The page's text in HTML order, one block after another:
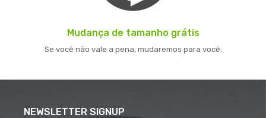
Mudança de tamanho grátis
Se você não vale a pena, mudaremos para você.
NEWSLETTER SIGNUP